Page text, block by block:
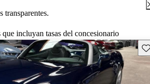
transparentes.
incluyan tasas del concesionario